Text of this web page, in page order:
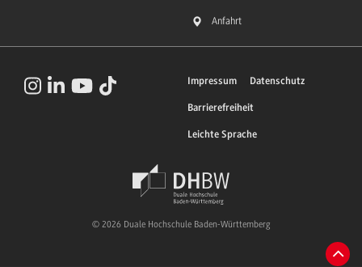
Anfahrt
Impressum Datenschutz
Barrierefreiheit
Leichte Sprache
© 2026 Duale Hochschule Baden-Württemberg
Zum